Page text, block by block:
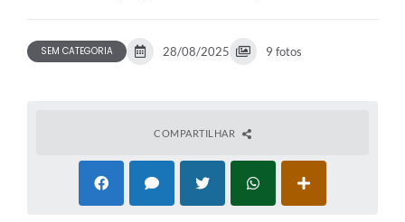
SEM CATEGORIA 28/08/2025 9 fotos
COMPARTILHAR